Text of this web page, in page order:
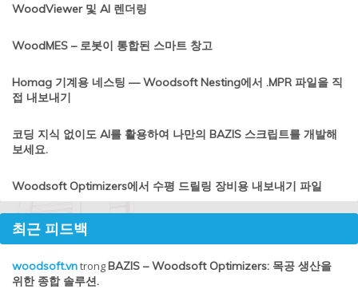
WoodViewer 및 AI 렌더링
WoodMES – 로봇이 통합된 스마트 창고
Homag 기계용 네스팅 — Woodsoft Nesting에서 .MPR 파일을 직
접 내보내기
코딩 지식 없이도 AI를 활용하여 나만의 BAZIS 스크립트를 개발해
보세요.
Woodsoft Optimizers에서 수평 드릴링 장비용 내보내기 파일
최근 피드백
woodsoft.vntrongBAZIS – Woodsoft Optimizers: 목공 생산을
위한 종합 솔루션.